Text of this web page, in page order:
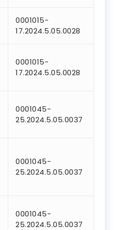
0001015-
17.2024.5.05.0028
0001015-
17.2024.5.05.0028
0001045-
25.2024.5.05.0037
0001045-
25.2024.5.05.0037
0001045-
25.2024.5.05.0037